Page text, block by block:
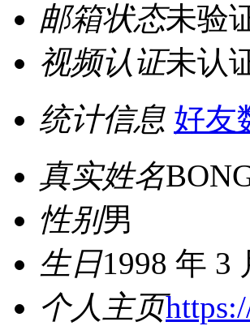
邮箱状态未验
视频认证未认
统计信息 好友
真实姓名
性别男
生日1998 年 3
个人主页